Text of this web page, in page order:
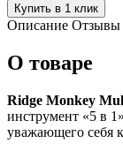
Купить в 1 клик
Описание Отзывы
О товаре
Ridge Monkey
инструмент «5 в
уважающего себя